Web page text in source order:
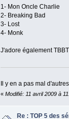
1- Mon Oncle Charlie
2- Breaking Bad
3- Lost
4- Monk
J'adore également
Il y en a pas mal
« Modifié: 11 avril 2009 à
Re : TOP 5 des